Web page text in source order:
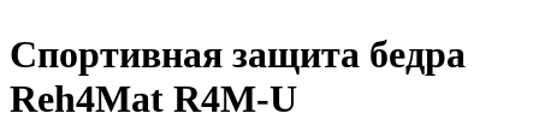
Спортивная защита бедра
Reh4Mat R4M-U